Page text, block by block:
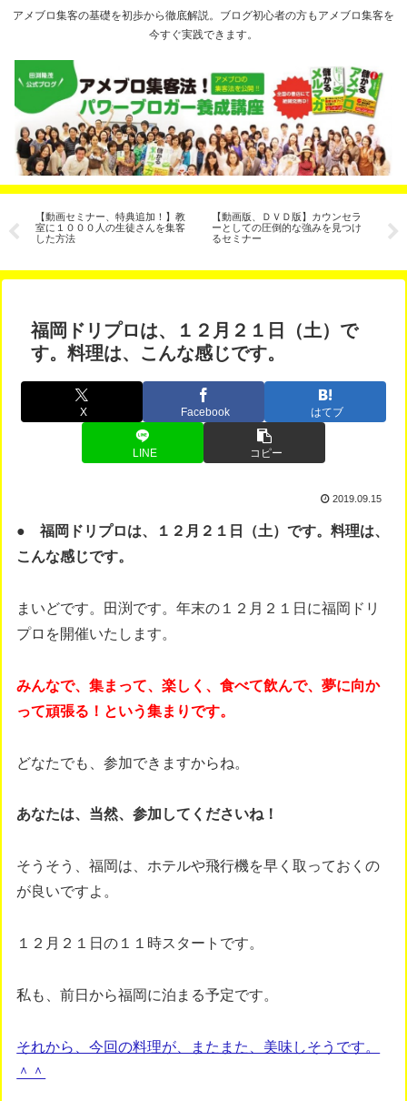
アメブロ集客の基礎を初歩から徹底解説。ブログ初心者の方もアメブロ集客を
今すぐ実践できます。
【動画セミナー、特典追加！】教
室に１０００人の生徒さんを集客
した方法
【動画版、ＤＶＤ版】カウンセラ
ーとしての圧倒的な強みを見つけ
るセミナー
イ
福岡ドリプロは、１２月２１日（土）で
す。料理は、こんな感じです。
X Facebook はてブ
LINE コピー
2019.09.15
● 福岡ドリプロは、１２月２１日（土）です。料理は、
こんな感じです。
まいどです。田渕です。年末の１２月２１日に福岡ドリ
プロを開催いたします。
みんなで、集まって、楽しく、食べて飲んで、夢に向か
って頑張る！という集まりです。
どなたでも、参加できますからね。
あなたは、当然、参加してくださいね！
そうそう、福岡は、ホテルや飛行機を早く取っておくの
が良いですよ。
１２月２１日の１１時スタートです。
私も、前日から福岡に泊まる予定です。
それから、今回の料理が、またまた、美味しそうです。
＾＾